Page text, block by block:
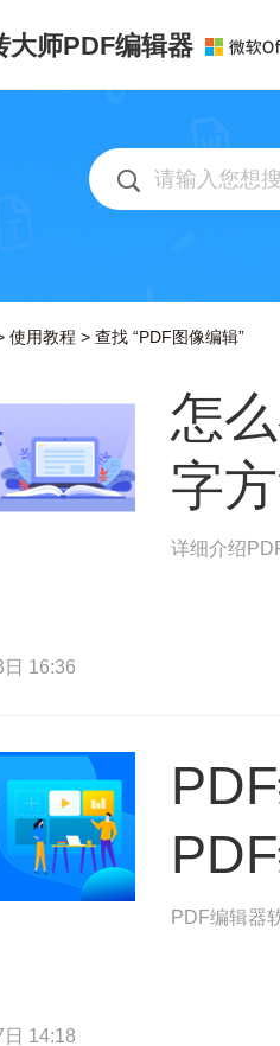
大师PDF编辑器
使用教程 > 查找 “PDF图像编辑”
怎
字
详细介绍
16:36
PDF编辑器
14:18